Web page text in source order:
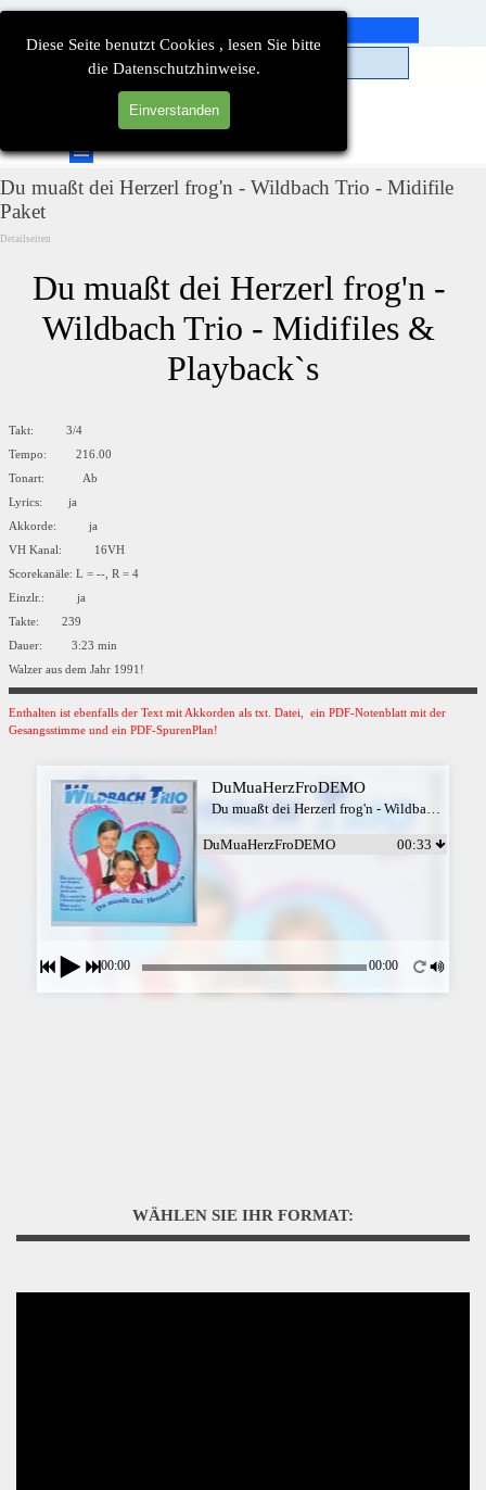
Diese Seite benutzt Cookies , lesen Sie bitte
die Datenschutzhinweise.
Einverstanden
Direkt zum Seiteninhalt
Menü überspringen
Du muaßt dei Herzerl frog'n - Wildbach Trio - Midifile
Paket
Detailseiten
Du muaßt dei Herzerl frog'n -
Wildbach Trio - Midifiles &
Playback`s
Takt: 3/4
Tempo: 216.00
Tonart: Ab
Lyrics: ja
Akkorde: ja
VH Kanal: 16VH
Scorekanäle: L = --, R = 4
Einzlr.: ja
Takte: 239
Dauer: 3:23 min
Walzer aus dem Jahr 1991!
Enthalten ist ebenfalls der Text mit Akkorden als txt. Datei, ein PDF-Notenblatt mit der
Gesangsstimme und ein PDF-SpurenPlan!
DuMuaHerzFroDEMO
DuMuaHerzFroDEMO 00:33
00:00 00:00
WÄHLEN SIE IHR FORMAT: